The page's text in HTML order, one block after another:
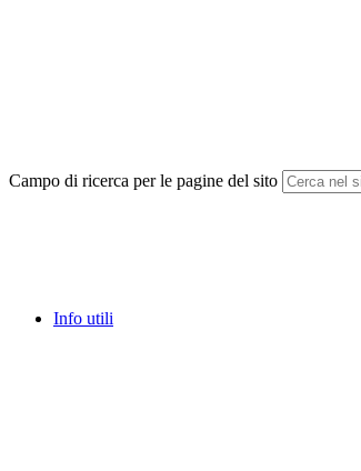
Campo di ricerca per le pagine del sito
Info utili